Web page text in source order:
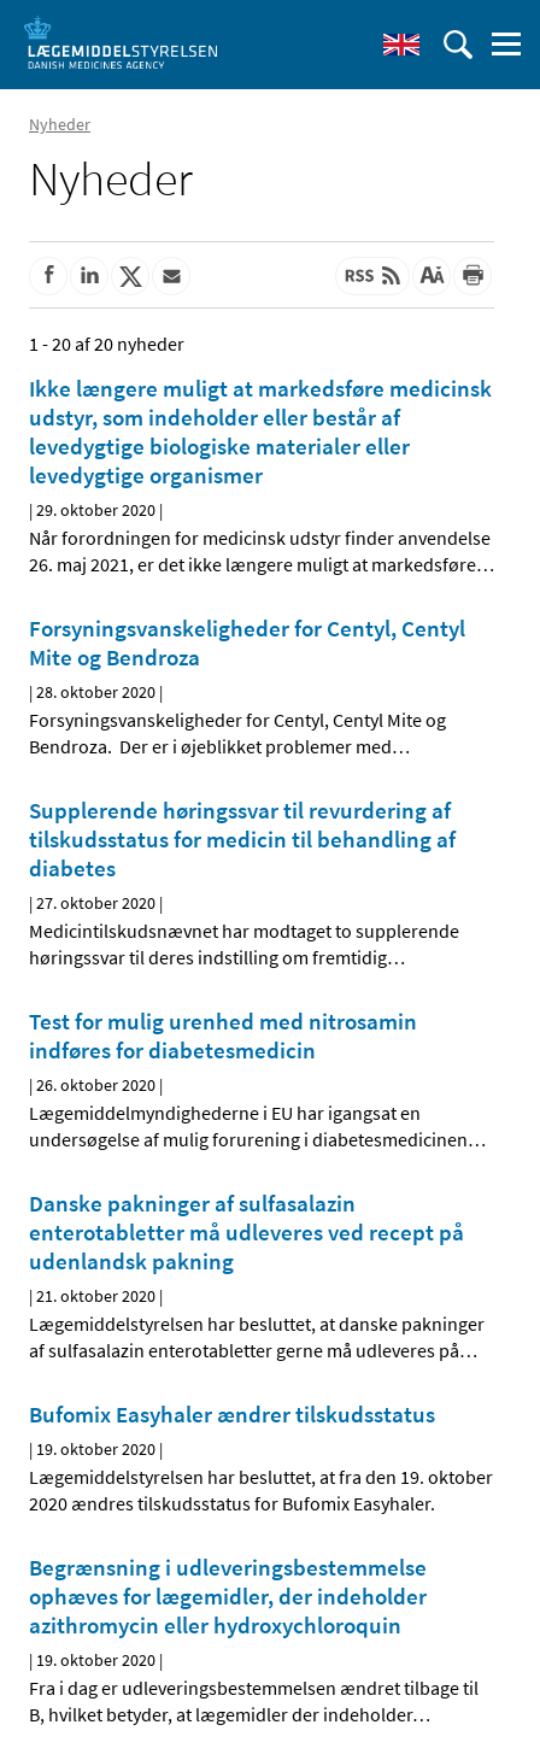
Nyheder
Nyheder
1 - 20 af 20 nyheder
Ikke længere muligt at markedsføre medicinsk
udstyr, som indeholder eller består af
levedygtige biologiske materialer eller
levedygtige organismer
|29. oktober 2020 |
Når forordningen for medicinsk udstyr finder anvendelse
26. maj 2021, er det ikke længere muligt at markedsføre…
Forsyningsvanskeligheder for Centyl, Centyl
Mite og Bendroza
|28. oktober 2020 |
Forsyningsvanskeligheder for Centyl, Centyl Mite og
Bendroza. Der er i øjeblikket problemer med…
Supplerende høringssvar til revurdering af
tilskudsstatus for medicin til behandling af
diabetes
|27. oktober 2020 |
Medicintilskudsnævnet har modtaget to supplerende
høringssvar til deres indstilling om fremtidig…
Test for mulig urenhed med nitrosamin
indføres for diabetesmedicin
|26. oktober 2020 |
Lægemiddelmyndighederne i EU har igangsat en
undersøgelse af mulig forurening i diabetesmedicinen…
Danske pakninger af sulfasalazin
enterotabletter må udleveres ved recept på
udenlandsk pakning
|21. oktober 2020 |
Lægemiddelstyrelsen har besluttet, at danske pakninger
af sulfasalazin enterotabletter gerne må udleveres på…
Bufomix Easyhaler ændrer tilskudsstatus
| 19. oktober 2020 |
Lægemiddelstyrelsen har besluttet, at fra den 19. oktober
2020 ændres tilskudsstatus for Bufomix Easyhaler.
Begrænsning i udleveringsbestemmelse
ophæves for lægemidler, der indeholder
azithromycin eller hydroxychloroquin
| 19. oktober 2020 |
Fra i dag er udleveringsbestemmelsen ændret tilbage til
B, hvilket betyder, at lægemidler der indeholder…